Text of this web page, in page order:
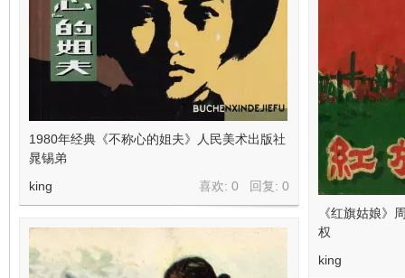
1980年经典《不称心的姐夫》人民美术出版社
晁锡弟
喜欢: 0 回复: 0
king
《红旗姑娘》
权
king